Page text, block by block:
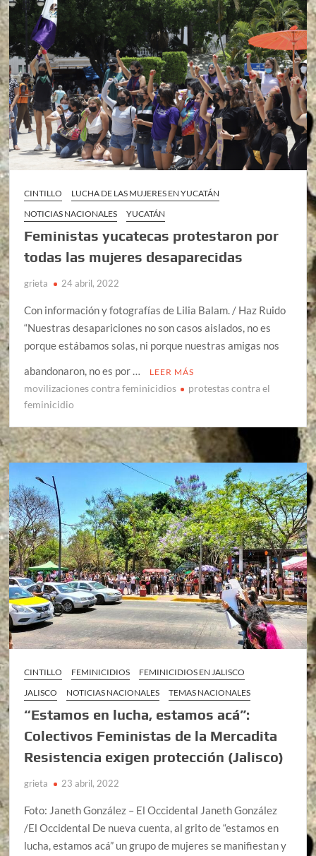
CINTILLO
LUCHA DE LAS MUJERES EN YUCATÁN
NOTICIAS NACIONALES
YUCATÁN
Feministas yucatecas protestaron por
todas las mujeres desaparecidas
grieta 24 abril, 2022
Con información y fotografías de Lilia Balam. / Haz Ruido
“Nuestras desapariciones no son casos aislados, no es
porque estábamos solas, ni porque nuestras amigas nos
abandonaron, no es por …
LEER MÁS
movilizaciones contra feminicidios
protestas contra el
feminicidio
CINTILLO FEMINICIDIOS
FEMINICIDIOS EN JALISCO
JALISCO
NOTICIAS NACIONALES TEMAS NACIONALES
“Estamos en lucha, estamos acá”:
Colectivos Feministas de la Mercadita
Resistencia exigen protección (Jalisco)
grieta 23 abril, 2022
Foto: Janeth González – El Occidental Janeth González
/El Occidental De nueva cuenta, al grito de “estamos en
lucha, estamos acá” un grupo de mujeres se manifiestan y